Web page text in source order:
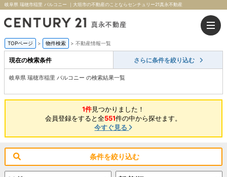
岐阜県 瑞穂市稲里 バルコニー ｜大垣市の不動産のことならセンチュリー21真永不動産
TOPページ > 物件検索 > 不動産情報一覧
現在の検索条件 さらに条件を絞り込む
岐阜県 瑞穂市稲里 バルコニー の検索結果一覧
1件見つかりました！
会員登録をすると全551件の中から探せます。
今すぐ見る
条件を絞り込む